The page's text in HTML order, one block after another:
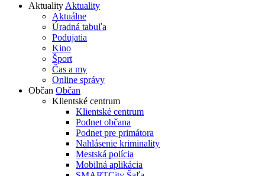
AktualityAktuality
Aktuálne
Úradná tabuľa
Podujatia
Kino
Šport
Čas a my
Online správy
Občan Občan
Klientské centrum
Klientské centrum
Podnet občana
Podnet pre primátora
Nahlásenie kriminality
Mestská polícia
Mobilná aplikácia